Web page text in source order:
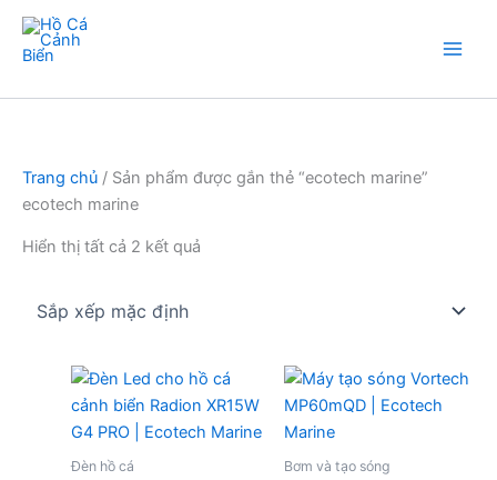
Nhảy
Trang chủ / Sản phẩm được gắn thẻ “ecotech marine”
ecotech marine
Hiển thị tất cả 2 kết quả
Đèn hồ cá Bơm và tạo sóng